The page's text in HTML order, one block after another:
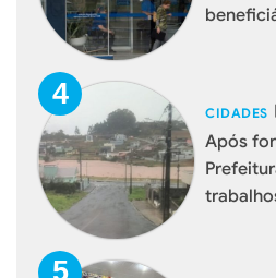
CIDADES |
Após